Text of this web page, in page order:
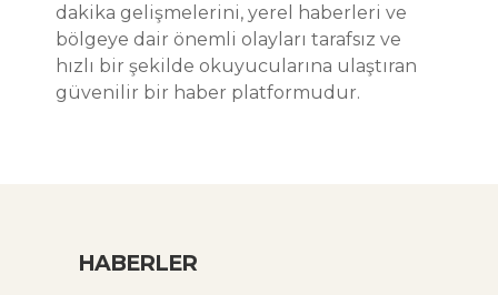
dakika gelişmelerini, yerel haberleri ve
bölgeye dair önemli olayları tarafsız ve
hızlı bir şekilde okuyucularına ulaştıran
güvenilir bir haber platformudur.
HABERLER